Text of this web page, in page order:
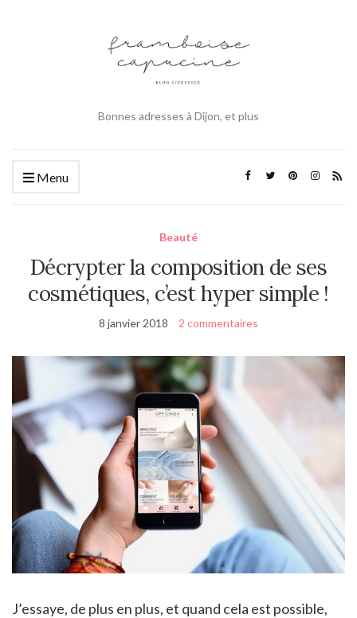
Bonnes adresses à Dijon, et plus
Menu
Beauté
Décrypter la composition de ses
cosmétiques, c’est hyper simple !
8 janvier 2018 2 commentaires
J’essaye, de plus en plus, et quand cela est possible,